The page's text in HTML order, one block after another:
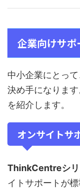
企業向けサ
中小企業にとっ
決め手になりま
を紹介します。
オンサイトサ
ThinkCentreシ
イトサポートが